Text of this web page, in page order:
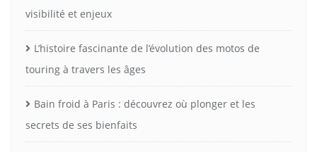
visibilité et enjeux
L’histoire fascinante de l’évolution des motos de
touring à travers les âges
Bain froid à Paris : découvrez où plonger et les
secrets de ses bienfaits